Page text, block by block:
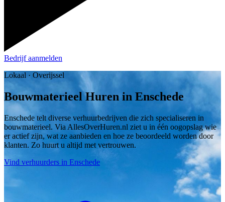
Bedrijf aanmelden
Lokaal · Overijssel
Bouwmaterieel Huren in Enschede
Enschede telt diverse verhuurbedrijven die zich specialiseren in
bouwmaterieel. Via AllesOverHuren.nl ziet u in één oogopslag wie
er actief zijn, wat ze aanbieden en hoe ze beoordeeld worden door
klanten. Zo huurt u altijd met vertrouwen.
Vind verhuurders in Enschede